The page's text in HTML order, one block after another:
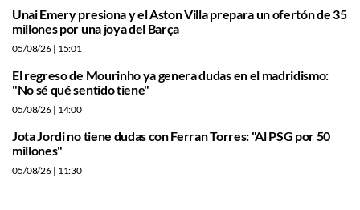
Unai Emery presiona y el Aston Villa prepara un ofertón de 35
millones por una joya del Barça
05/08/26 | 15:01
El regreso de Mourinho ya genera dudas en el madridismo:
"No sé qué sentido tiene"
05/08/26 | 14:00
Jota Jordi no tiene dudas con Ferran Torres: "Al PSG por 50
millones"
05/08/26 | 11:30